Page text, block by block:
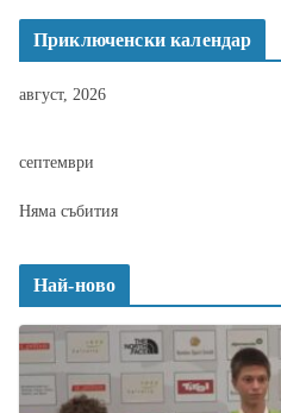
Приключенски календар
август, 2026
септември
Няма събития
Най-ново